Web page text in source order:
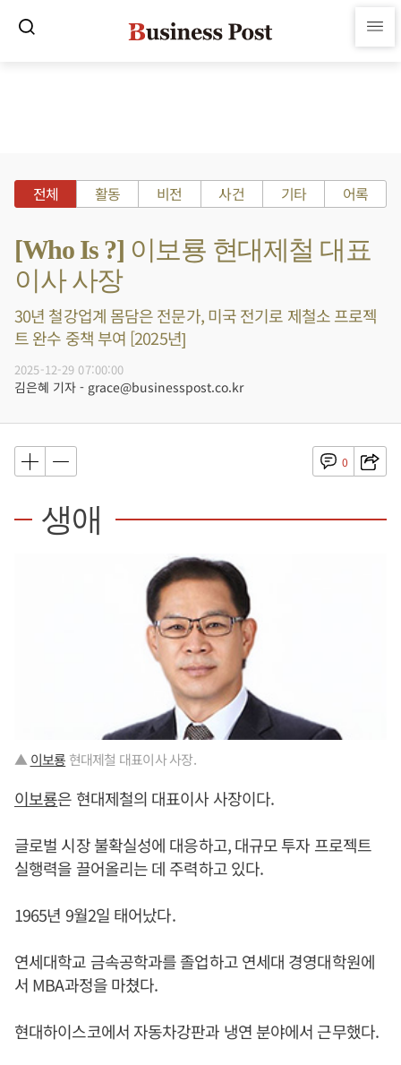
전체 활동 비전 사건 기타 어록
[Who Is ?] 이보룡 현대제철 대표
이사 사장
30년 철강업계 몸담은 전문가, 미국 전기로 제철소 프로젝
트 완수 중책 부여 [2025년]
2025-12-29 07:00:00
김은혜 기자 - grace@businesspost.co.kr
0
생애
▲ 이보룡 현대제철 대표이사 사장.
이보룡은 현대제철의 대표이사 사장이다.
글로벌 시장 불확실성에 대응하고, 대규모 투자 프로젝트
실행력을 끌어올리는 데 주력하고 있다.
1965년 9월2일 태어났다.
연세대학교 금속공학과를 졸업하고 연세대 경영대학원에
서 MBA과정을 마쳤다.
현대하이스코에서 자동차강판과 냉연 분야에서 근무했다.